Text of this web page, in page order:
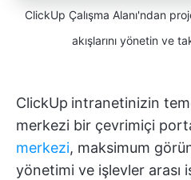
ClickUp Çalışma Alanı'ndan
akışlarını yönetin ve
ClickUp intranetinizin
merkezi bir çevrimiçi
merkezi, maksimum
yönetimi ve işlevler arası